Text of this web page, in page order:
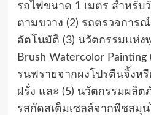
รถไฟขนาด 1 เมตร สำหรับ
ตามขวาง (2) รถตรวจการ
อัตโนมัติ (3) นวัตกรรมแห่ง
Brush Watercolor
รนฟรายจากผงโปรตีนจิ้งห
ฝรั่ง และ (5) นวัตกรรมผลิ
รสกัดสเต็มเซลล์จากพืชสมุ